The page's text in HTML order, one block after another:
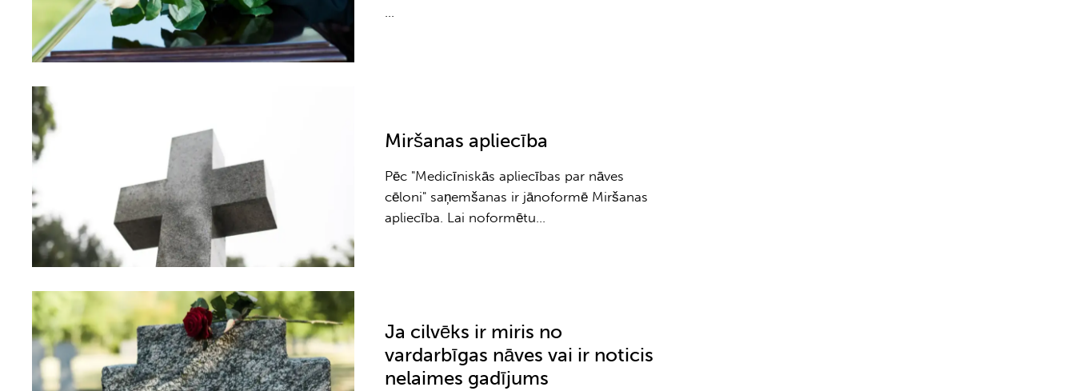
Miršanas apliecība
Pēc "Medicīniskās apliecības par nāves
cēloni" saņemšanas ir jānoformē Miršanas
apliecība. Lai noformētu…
Ja cilvēks ir miris no
vardarbīgas nāves vai ir noticis
nelaimes gadījums